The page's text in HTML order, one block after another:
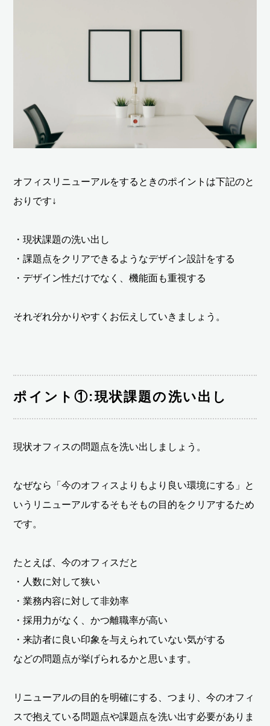
オフィスリニューアルをするときのポイントは下記のと
おりです↓
・現状課題の洗い出し
・課題点をクリアできるようなデザイン設計をする
・デザイン性だけでなく、機能面も重視する
それぞれ分かりやすくお伝えしていきましょう。
ポイント①:現状課題の洗い出し
現状オフィスの問題点を洗い出しましょう。
なぜなら「今のオフィスよりもより良い環境にする」と
いうリニューアルするそもそもの目的をクリアするため
です。
たとえば、今のオフィスだと
・人数に対して狭い
・業務内容に対して非効率
・採用力がなく、かつ離職率が高い
・来訪者に良い印象を与えられていない気がする
などの問題点が挙げられるかと思います。
リニューアルの目的を明確にする、つまり、今のオフィ
スで抱えている問題点や課題点を洗い出す必要がありま